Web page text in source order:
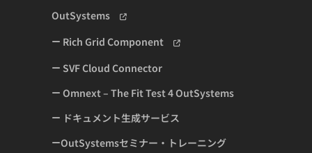
OutSystems
Rich Grid Component
SVF Cloud Connector
Omnext – The Fit Test 4 OutSystems
ドキュメント生成サービス
OutSystemsセミナー・トレーニング